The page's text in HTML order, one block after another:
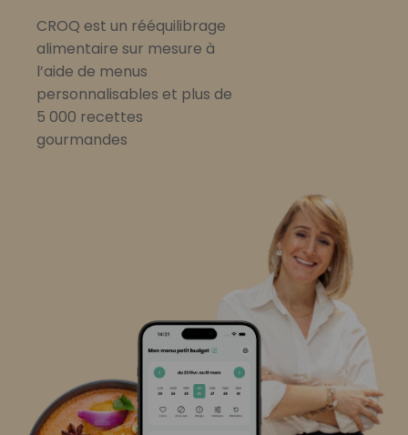
CROQ est un rééquilibrage
alimentaire sur mesure à
l’aide de menus
personnalisables et plus de
5 000 recettes
gourmandes